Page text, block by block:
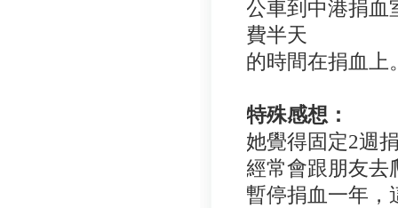
公車到中港捐血
費半天
的時間在捐血上
特殊感想：
她覺得固定2週
經常會跟朋友去
暫停捐血一年，